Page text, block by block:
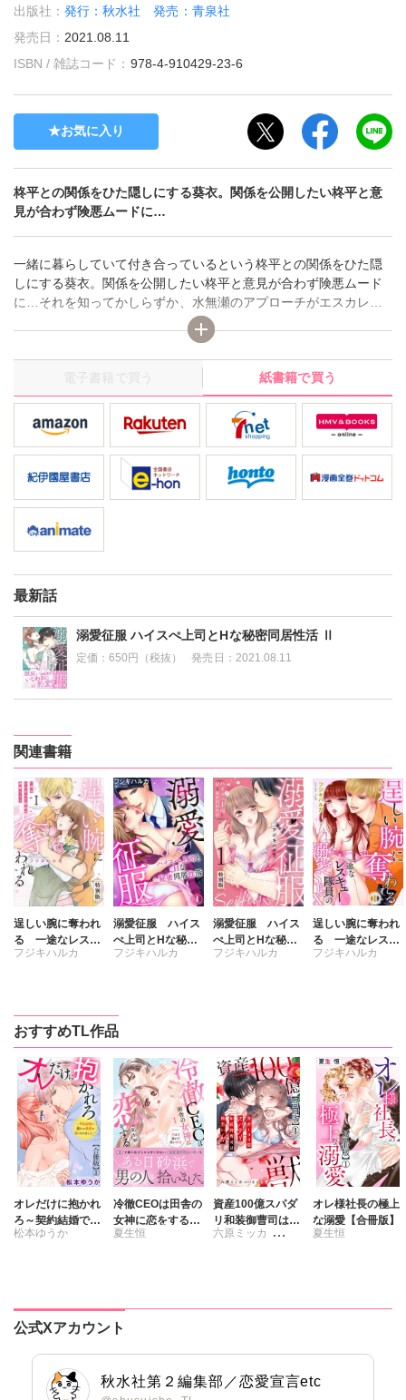
出版社：発行：秋水社 発売：青泉社
発売日： 2021.08.11
ISBN / 雑誌コード： 978-4-910429-23-6
お気に入り
柊平との関係をひた隠しにする葵衣。関係を公開したい柊平と意
見が合わず険悪ムードに…
一緒に暮らしていて付き合っているという柊平との関係をひた隠
しにする葵衣。関係を公開したい柊平と意見が合わず険悪ムード
に…それを知ってかしらずか、水無瀬のアプローチがエスカレー
ト！そんな中、社員旅行の日がやってきて!?葵衣の濡れたTシャツ
越しに透けた水着とボディラインに、男性社員は大喜び。それに
嫉妬した柊平は葵衣を連れ去り「やじゃないだろ。もう咥えて
る」いつもよりさらに意地悪に責め立てる柊平。熱くて大きいの
を押し当てられ焦らされると、奥が疼いて――！
電子書籍で買う 紙書籍で買う
最新話
溺愛征服 ハイスぺ上司とHな秘密同居性活 Ⅱ
定価：650円（税抜） 発売日： 2021.08.11
関連書籍
逞しい腕に奪われ
る 一途なレスキ
ュー隊員の溺愛S
フジキハルカ
溺愛征服 ハイス
ぺ上司とHな秘密
同居性活
フジキハルカ
溺愛征服 ハイス
ぺ上司とHな秘密
同居性活【特別
フジキハルカ
逞しい腕に奪われ
る 一途なレスキ
ュー隊員の溺愛S
フジキハルカ
おすすめTL作品
オレだけに抱かれ
ろ～契約結婚で憧
れの教授の妻にな
松本ゆうか
冷徹CEOは田舎の
女神に恋をする
1 奥まで溶かす
夏生恒
資産100億スパダ
リ和装御曹司は腹
黒い獣～イジワル
六原ミッカ
オレ様社長の極上
な溺愛【合冊版】
夏生恒
公式Xアカウント
秋水社第２編集部／恋愛宣言etc